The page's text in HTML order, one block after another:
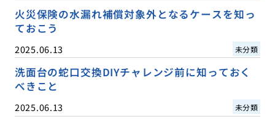
火災保険の水漏れ補償対象外となるケースを知っ
ておこう
2025.06.13 未分類
洗面台の蛇口交換DIYチャレンジ前に知っておく
べきこと
2025.06.13 未分類